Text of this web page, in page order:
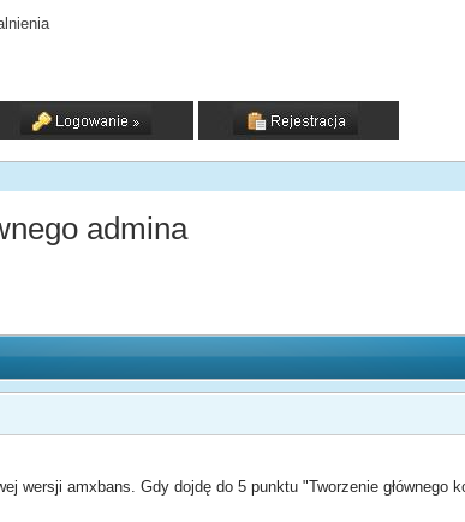
admina
wersji amxbans. Gdy dojdę do 5 punktu "Tworzenie głównego